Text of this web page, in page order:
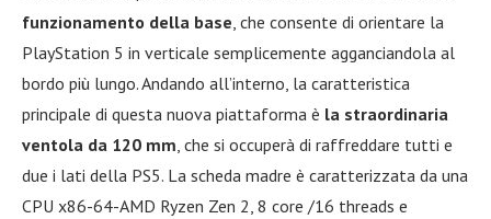
funzionamento della base, che consente di orientare la
PlayStation 5 in verticale semplicemente agganciandola al
bordo più lungo. Andando all’interno, la caratteristica
principale di questa nuova piattaforma è la straordinaria
ventola da 120 mm, che si occuperà di raffreddare tutti e
due i lati della PS5. La scheda madre è caratterizzata da una
CPU x86-64-AMD Ryzen Zen 2, 8 core /16 threads e